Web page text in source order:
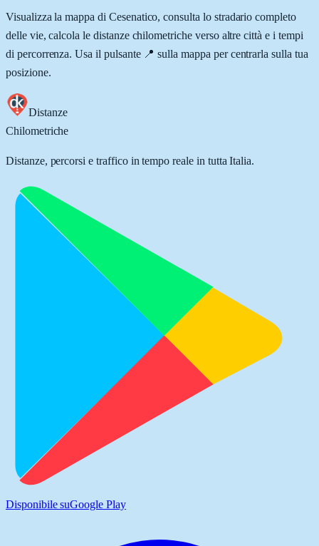
Visualizza la mappa di Cesenatico, consulta lo stradario completo
delle vie, calcola le distanze chilometriche verso altre città e i tempi
di percorrenza. Usa il pulsante 📍 sulla mappa per centrarla sulla tua
posizione.
Distanze
Chilometriche
Distanze, percorsi e traffico in tempo reale in tutta Italia.
Disponibile suGoogle Play